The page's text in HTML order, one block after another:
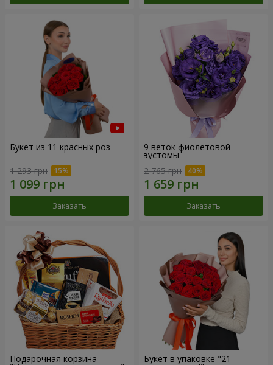
Букет из 11 красных роз
1 293 грн
Заказать
9 веток фиолетовой
эустомы
2 765 грн
Заказать
Подарочная корзина Букет в упаковке "21